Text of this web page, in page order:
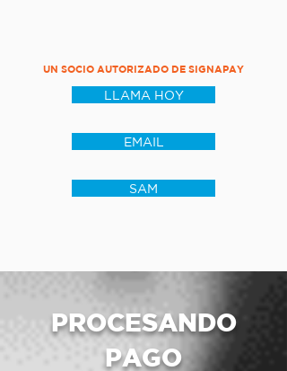
UN SOCIO AUTORIZADO DE SIGNAPAY
LLAMA HOY
EMAIL
SAM
PROCESANDO
PAGO